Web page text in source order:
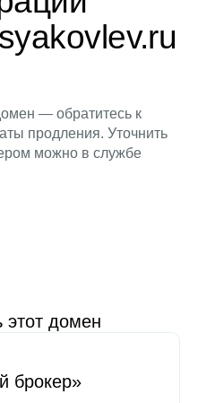
— обратитесь к
продления. Уточнить
можно в службе
этот домен
брокер»